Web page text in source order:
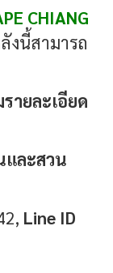
CHIANG
งนี้สามารถ
ายละเอียด
และสวน
Line ID